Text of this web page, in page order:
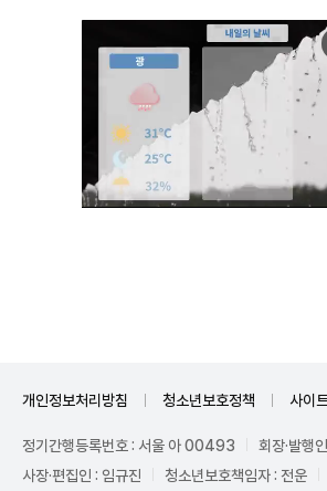
개인정보처리방침 청소년보호정책 사이
정기간행등록번호 : 서울 아 00493
회장·발행
사장·편집인 : 임규진
청소년보호책임자 : 전운